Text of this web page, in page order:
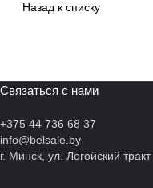
Назад к списку
Связаться с нами
+375 44 736 68 37
info@belsale.by
г. Минск, ул. Логойский